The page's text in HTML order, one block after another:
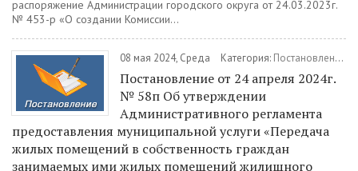
распоряжение Администрации городского округа от 24.03.2023г.
№ 453-р «О создании Комиссии...
08 мая 2024, Среда Категория: Постановления
Постановление от 24 апреля 2024г.
№ 58п Об утверждении
Административного регламента
предоставления муниципальной услуги «Передача
жилых помещений в собственность граждан
занимаемых ими жилых помещений жилищного